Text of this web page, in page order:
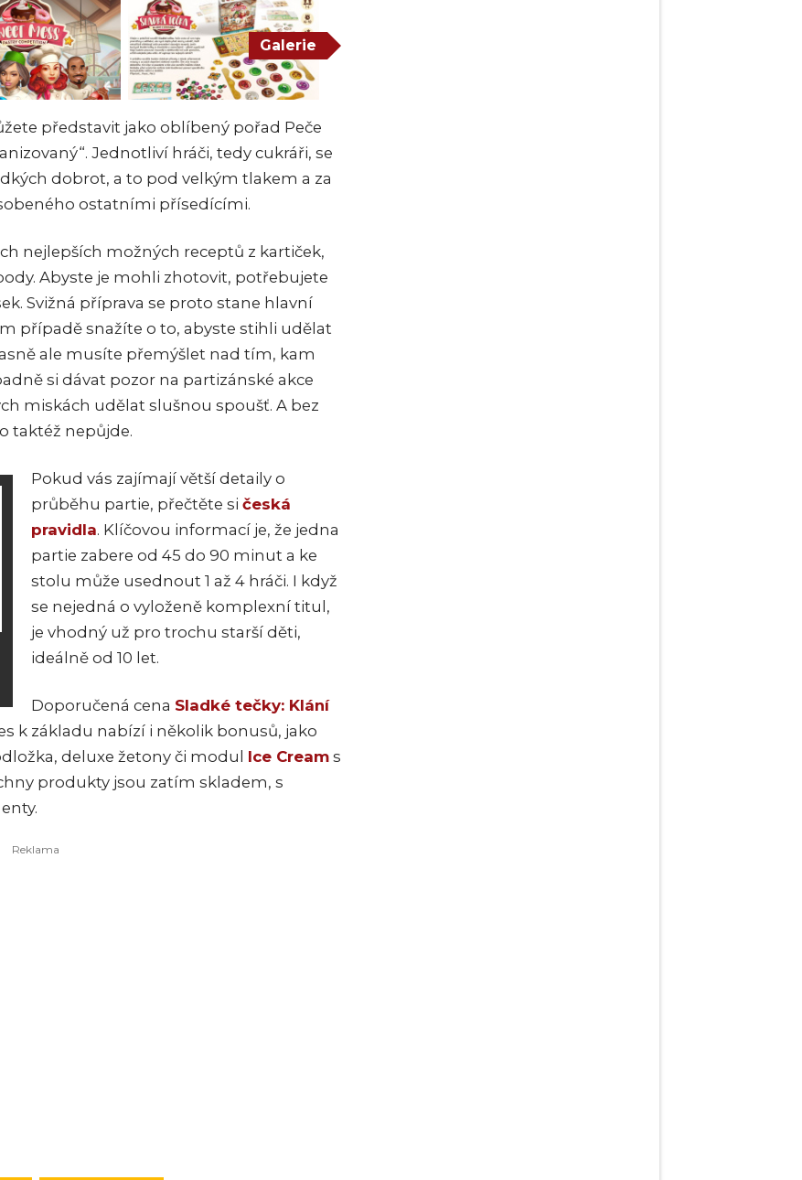
Galerie
představit jako oblíbený pořad Peče
Jednotliví hráči, tedy cukráři, se
dobrot, a to pod velkým tlakem a za
ostatními přísedícími.
nejlepších možných receptů z kartiček,
Abyste je mohli zhotovit, potřebujete
Svižná příprava se proto stane hlavní
případě snažíte o to, abyste stihli udělat
ale musíte přemýšlet nad tím, kam
si dávat pozor na partizánské akce
miskách udělat slušnou spoušť. A bez
taktéž nepůjde.
Pokud vás zajímají větší detaily o
průběhu partie, přečtěte si česká
pravidla. Klíčovou informací je, že jedna
partie zabere od 45 do 90 minut a ke
stolu může usednout 1 až 4 hráči. I když
se nejedná o vyloženě komplexní titul,
je vhodný už pro trochu starší děti,
ideálně od 10 let.
Doporučená cena Sladké tečky: Klání
k základu nabízí i několik bonusů, jako
deluxe žetony či modul Ice Cream s
produkty jsou zatím skladem, s